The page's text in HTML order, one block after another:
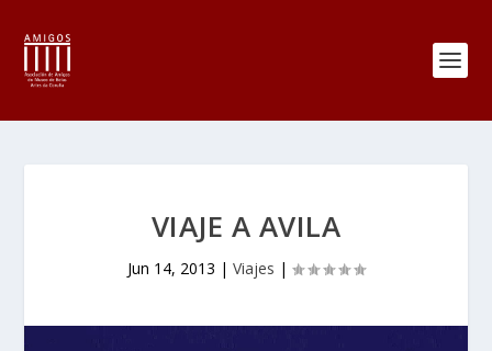
VIAJE A AVILA
Jun 14, 2013 | Viajes |